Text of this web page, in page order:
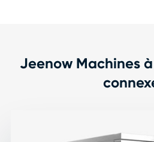
Jeenow Machines